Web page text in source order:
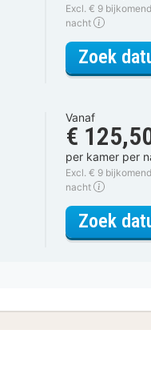
Excl. € 9
nacht
Zoek
Vanaf
€
per kamer per
Excl. € 9
nacht
Zoek